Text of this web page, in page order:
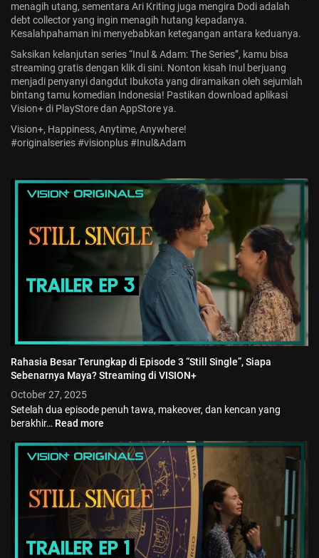
Rahasia Besar Terungkap di Episode 3 “Still Single”, Siapa
Sebenarnya Maya? Streaming di VISION+
October 27, 2025
Setelah dua episode penuh tawa, makeover, dan kencan yang
berakhir… Read more
menagih utang, sementara Ari Kriting juga mengira Dodi adalah
debt collector yang ingin menagih hutang kepadanya.
Kesalahpahaman ini menyebabkan ketegangan antara keduanya.
Saksikan kelanjutan series “Inul & Adam: The Series”, kamu bisa
streaming gratis dengan klik di sini. Nonton kisah Inul berjuang
menjadi penyanyi dangdut Ibukota yang diramaikan oleh sejumlah
bintang tamu komedian Indonesia! Pastikan download aplikasi
Vision+ di PlayStore dan AppStore ya.
Vision+, Happiness, Anytime, Anywhere!
#originalseries #visionplus #Inul&Adam